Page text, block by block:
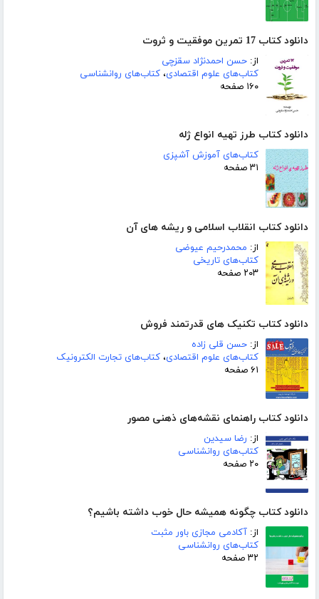
دانلود کتاب 17 تمرین موفقیت و ثروت
از: حسن احمدنژاد سقزچی
کتاب‌های علوم اقتصادی، کتاب‌های روانشناسی
۱۶۰ صفحه
دانلود کتاب طرز تهیه انواع ژله
کتاب‌های آموزش آشپزی
۳۱ صفحه
دانلود کتاب انقلاب اسلامی و ریشه های آن
از: محمدرحیم عیوضی
کتاب‌های تاریخی
۲۰۳ صفحه
دانلود کتاب تکنیک های قدرتمند فروش
از: حسن قلی زاده
کتاب‌های علوم اقتصادی، کتاب‌های تجارت الکترونیک
۶۱ صفحه
دانلود کتاب راهنمای نقشه‌های ذهنی مصور
از: رضا سیدین
کتاب‌های روانشناسی
۲۰ صفحه
دانلود کتاب چگونه همیشه حال خوب داشته باشیم؟
از: آکادمی مجازی باور مثبت
کتاب‌های روانشناسی
۳۲ صفحه